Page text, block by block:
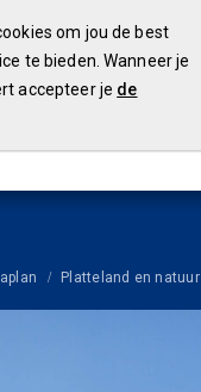
om jou de best
te bieden. Wanneer je
accepteer je de
Platteland en natuur